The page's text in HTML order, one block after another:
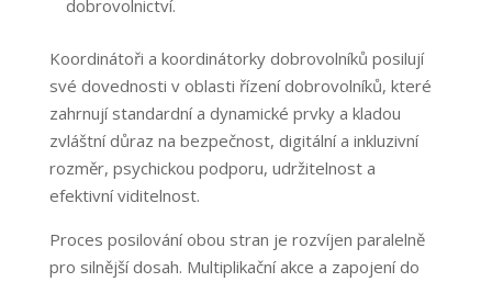
dobrovolnictví.
Koordinátoři a koordinátorky dobrovolníků posilují
své dovednosti v oblasti řízení dobrovolníků, které
zahrnují standardní a dynamické prvky a kladou
zvláštní důraz na bezpečnost, digitální a inkluzivní
rozměr, psychickou podporu, udržitelnost a
efektivní viditelnost.
Proces posilování obou stran je rozvíjen paralelně
pro silnější dosah. Multiplikační akce a zapojení do